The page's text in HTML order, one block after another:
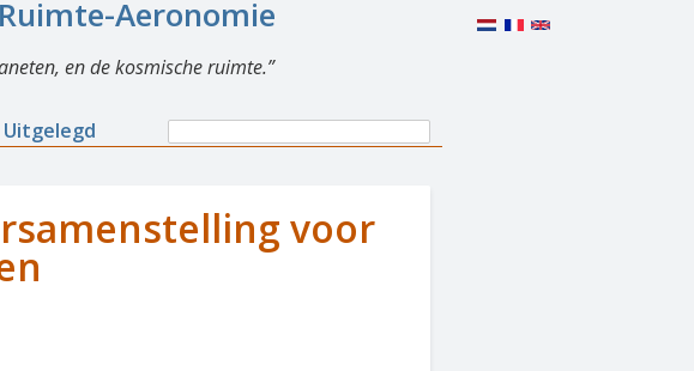
Aeronomie
en de kosmische ruimte.
Uitgelegd
Search
Search
voor